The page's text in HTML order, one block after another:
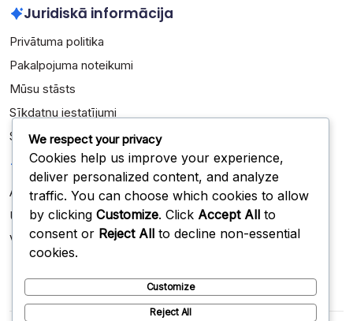
Juridiskā informācija
Privātuma politika
Pakalpojuma noteikumi
Mūsu stāsts
Sīkdatņu iestatījumi
Sazinieties
Kategorijas
Aizsardzības formācijas
Uzbrukuma formācijas
Veidošanas stratēģijas
We respect your privacy
Cookies help us improve your experience,
deliver personalized content, and analyze
traffic. You can choose which cookies to allow
by clicking Customize. Click Accept All to
consent or Reject All to decline non-essential
cookies.
Customize
Reject All